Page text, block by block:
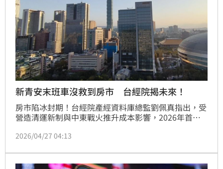
新青安末班車沒救到房市 台經院揭未來！
房市陷冰封期！台經院產經資料庫總監劉佩真指出，受
營造清運新制與中東戰火推升成本影響，2026年首季
月到期帶動部分首購搶搭「末班車」，使3月交易量月
仍全數轉負。展望後市，住宅市場持續築底盤整，反觀
2026/04/27 04:13